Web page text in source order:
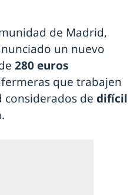
de Madrid,
un nuevo
280 euros
que trabajen
considerados de difícil